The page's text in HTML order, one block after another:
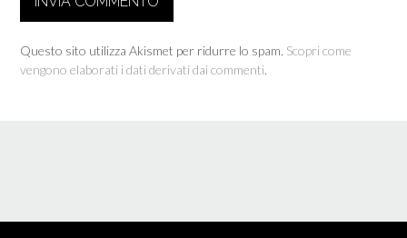
Questo sito utilizza Akismet per ridurre lo spam. Scopri come
vengono elaborati i dati derivati dai commenti.